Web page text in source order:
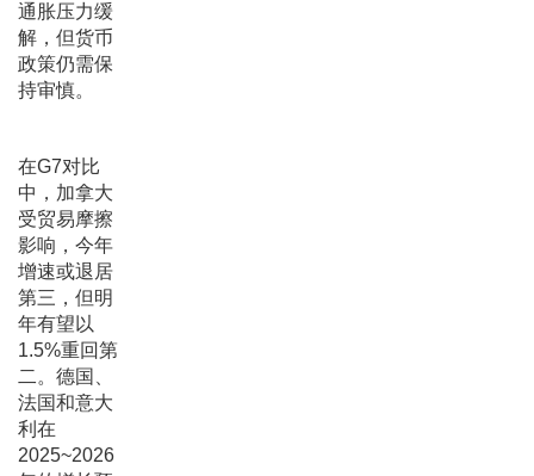
通胀压力缓
解，但货币
政策仍需保
持审慎。
在G7对比
中，加拿大
受贸易摩擦
影响，今年
增速或退居
第三，但明
年有望以
1.5%重回第
二。德国、
法国和意大
利在
2025~2026